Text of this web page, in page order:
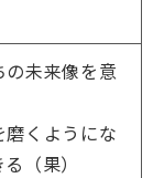
未来像を意
くようにな
（果）